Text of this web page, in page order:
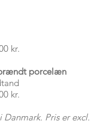
kr.
porcelæn
kr.
Pris er excl.